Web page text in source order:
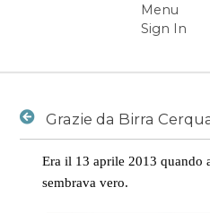
Menu
Sign In
Breadcrumbs
/ Grazie da Birra Cerqua!
Grazie da Birra
Era il 13 aprile 2013 quando
sembrava vero.